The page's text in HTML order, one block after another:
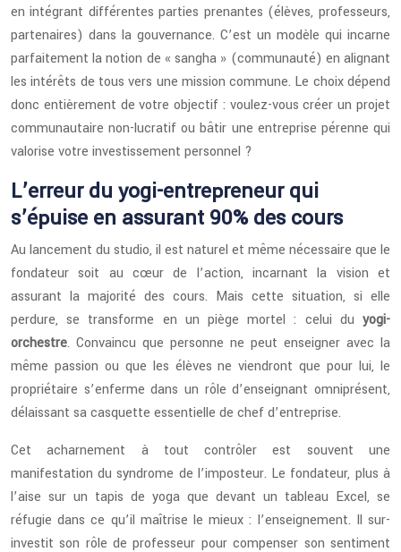
en intégrant différentes parties prenantes (élèves, professeurs,
partenaires) dans la gouvernance. C’est un modèle qui incarne
parfaitement la notion de « sangha » (communauté) en alignant
les intérêts de tous vers une mission commune. Le choix dépend
donc entièrement de votre objectif : voulez-vous créer un projet
communautaire non-lucratif ou bâtir une entreprise pérenne qui
valorise votre investissement personnel ?
L’erreur du yogi-entrepreneur qui
s’épuise en assurant 90% des cours
Au lancement du studio, il est naturel et même nécessaire que le
fondateur soit au cœur de l’action, incarnant la vision et
assurant la majorité des cours. Mais cette situation, si elle
perdure, se transforme en un piège mortel : celui du yogi-
orchestre. Convaincu que personne ne peut enseigner avec la
même passion ou que les élèves ne viendront que pour lui, le
propriétaire s’enferme dans un rôle d’enseignant omniprésent,
délaissant sa casquette essentielle de chef d’entreprise.
Cet acharnement à tout contrôler est souvent une
manifestation du syndrome de l’imposteur. Le fondateur, plus à
l’aise sur un tapis de yoga que devant un tableau Excel, se
réfugie dans ce qu’il maîtrise le mieux : l’enseignement. Il sur-
investit son rôle de professeur pour compenser son sentiment